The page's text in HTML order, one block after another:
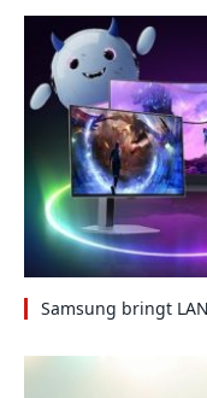
Samsung bringt